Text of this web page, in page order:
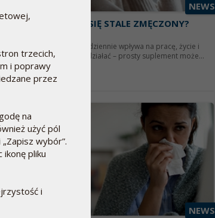
NEWS
CZY CZUJESZ SIĘ STALE ZMĘCZONY?
Jeśli zmęczenie codziennie wpływa na pracę, życie i
obowiązki, warto działać – prosty suplement może...
Czytaj więcej
NEWS
trzecich,
i poprawy
przez
na
użyć pól
wybór”.
pliku
i